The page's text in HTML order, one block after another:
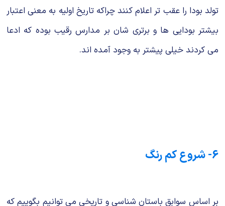
تولد بودا را عقب تر اعلام کنند چراکه تاریخ اولیه به معنی اعتبار
بیشتر بودایی ها و برتری شان بر مدارس رقیب بوده که ادعا
می کردند خیلی پیشتر به وجود آمده اند.
6- شروع کم رنگ
بر اساس سوابق باستان شناسی و تاریخی می توانیم بگوییم که